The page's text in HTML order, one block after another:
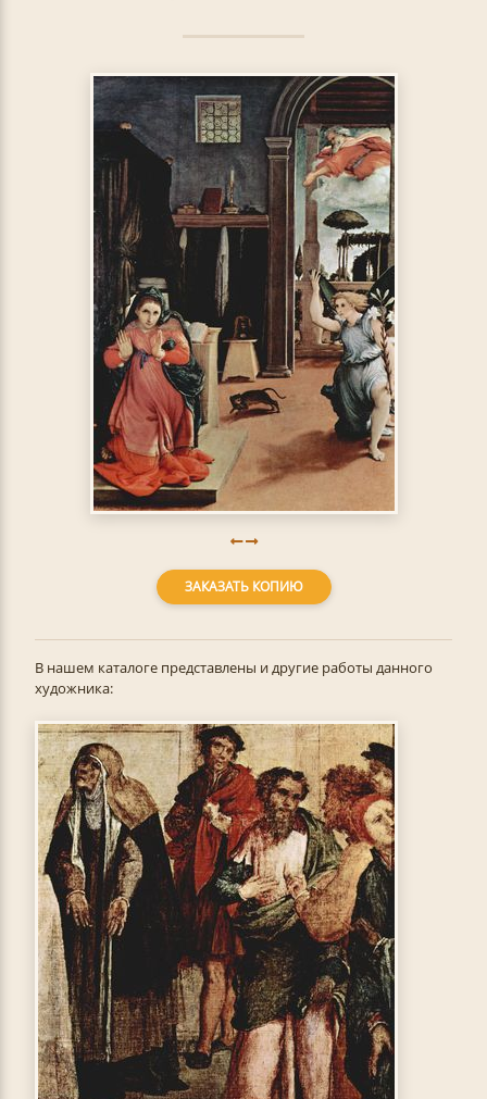
ЗАКАЗАТЬ КОПИЮ
В нашем каталоге представлены и другие работы данного
художника: